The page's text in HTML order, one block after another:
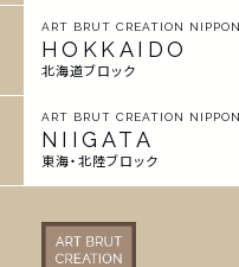
ART BRUT CREATION
HOKKAIDO
北海道ブロック
ART BRUT CREATION
NIIGATA
東海・北陸ブロック